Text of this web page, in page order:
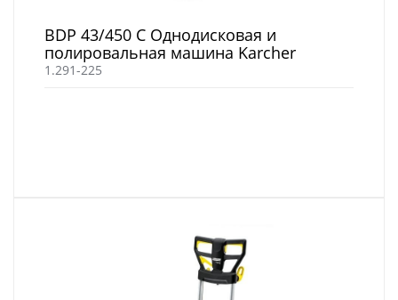
BDP 43/450 C Однодисковая и
полировальная машина Karcher
1.291-225